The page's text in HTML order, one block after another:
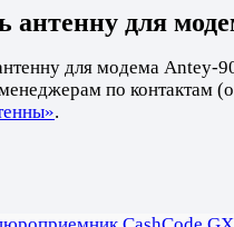
антенну для
для модема Antey-
по контактам
.